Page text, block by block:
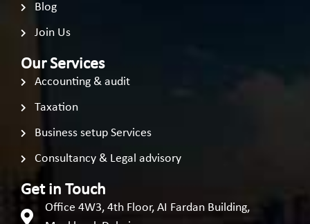
Blog
Join Us
Our Services
Accounting & audit
Taxation
Business setup Services
Consultancy & Legal advisory
Get in Touch
Office 4W3, 4th Floor, AI Fardan Building,